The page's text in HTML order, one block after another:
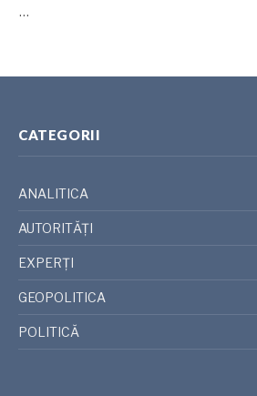
…
CATEGORII
ANALITICA
AUTORITĂȚI
EXPERȚI
GEOPOLITICA
POLITICĂ